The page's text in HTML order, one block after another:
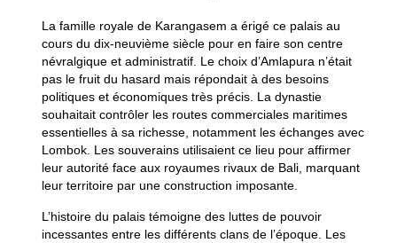
La famille royale de Karangasem a érigé ce palais au
cours du dix-neuvième siècle pour en faire son centre
névralgique et administratif. Le choix d’Amlapura n’était
pas le fruit du hasard mais répondait à des besoins
politiques et économiques très précis. La dynastie
souhaitait contrôler les routes commerciales maritimes
essentielles à sa richesse, notamment les échanges avec
Lombok. Les souverains utilisaient ce lieu pour affirmer
leur autorité face aux royaumes rivaux de Bali, marquant
leur territoire par une construction imposante.
L’histoire du palais témoigne des luttes de pouvoir
incessantes entre les différents clans de l’époque. Les